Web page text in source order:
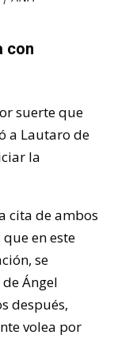
con
suerte que
a Lautaro de
la
cita de ambos
en este
se
Ángel
después,
volea por